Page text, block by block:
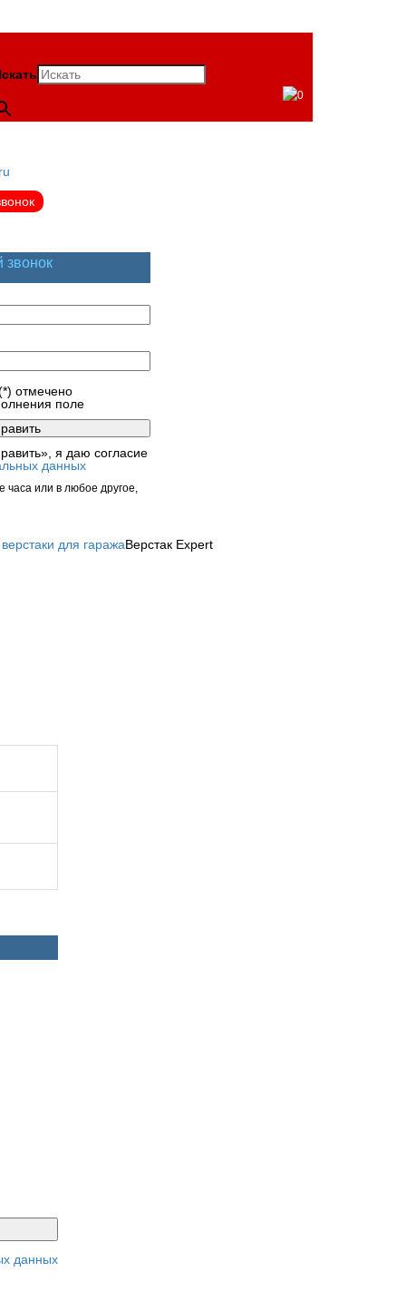
0
звонок
отмечено
поле
я даю согласие
данных
часа или в любое другое,
для гаражаВерстак Expert
данных